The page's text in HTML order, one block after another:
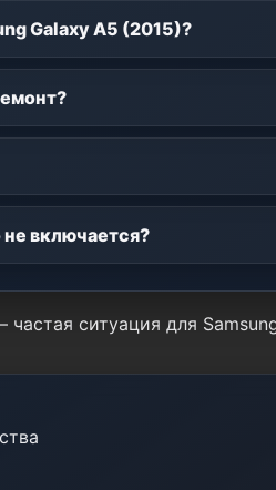
Galaxy A5 (2015)?
включается?
ситуация для